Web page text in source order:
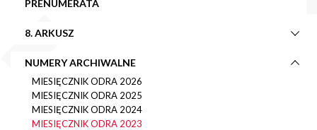
PRENUMERATA
8. ARKUSZ
NUMERY ARCHIWALNE
MIESIĘCZNIK ODRA 2026
MIESIĘCZNIK ODRA 2025
MIESIĘCZNIK ODRA 2024
MIESIĘCZNIK ODRA 2023